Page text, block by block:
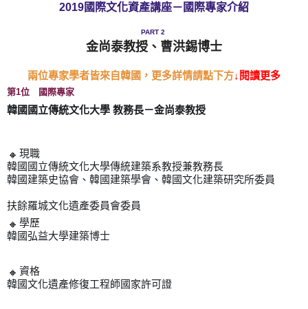
2019國際文化資產講座－國際專家介紹
PART 2
金尚泰教授 、 曹洪錫博士
兩位專家學者皆來自韓國，更多詳情請點下方↓閱讀更多
第1位 國際專家
韓國國立傳統文化大學 教務長－金尚泰教授
🔸 現職
韓國國立傳統文化大學傳統建築系教授兼教務長
韓國建築史協會、韓國建築學會、韓國文化建築研究所委員
扶餘羅城文化遺產委員會委員
🔸 學歷
韓國弘益大學建築博士
🔸 資格
韓國文化遺產修復工程師國家許可證